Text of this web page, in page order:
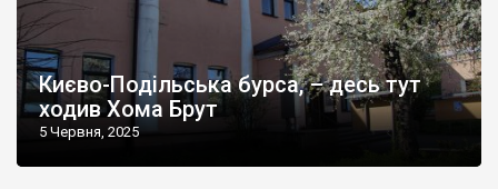
Києво-Подільська бурса, – десь тут
ходив Хома Брут
5 Червня, 2025